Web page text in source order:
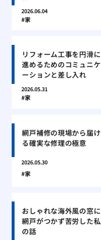
2026.06.04
家
リフォーム工事を円滑に
進めるためのコミュニケ
ーションと差し入れ
2026.05.31
家
網戸補修の現場から届け
る確実な修理の極意
2026.05.30
家
おしゃれな海外風の窓に
網戸がつかず苦労した私
の話